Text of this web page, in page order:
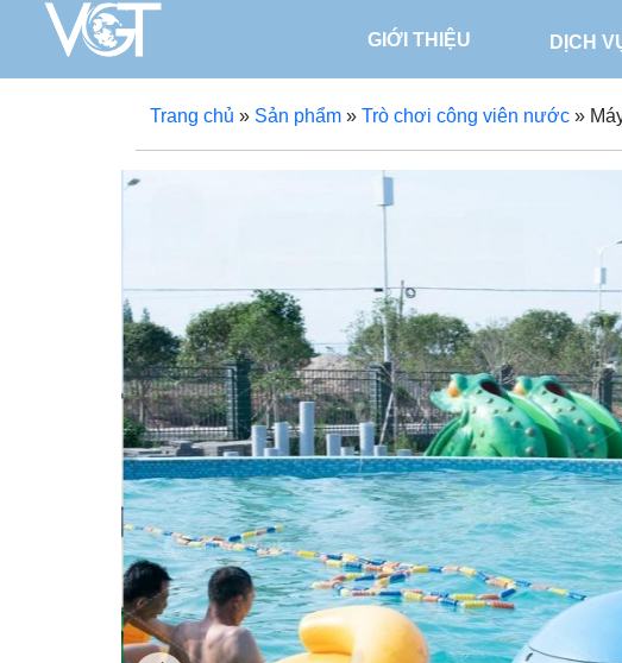
GIỚI THIỆU DỊCH
Trang chủ » Sản phẩm » Trò chơi công viên nước »